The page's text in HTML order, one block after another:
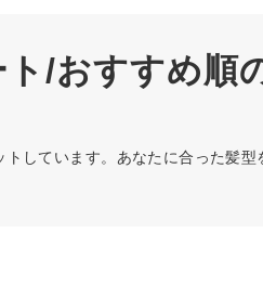
/おすすめ順
しています。あなたに合った髪型